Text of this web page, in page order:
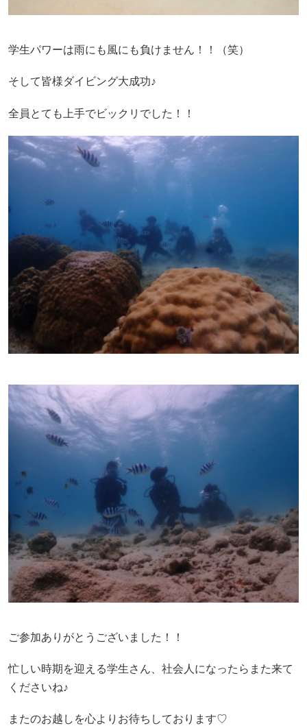
学生パワーは雨にも風にも負けません！！（笑）
そして皆様ダイビング大成功♪
全員とても上手でビックリでした！！
ご参加ありがとうございました！！
忙しい時期を迎える学生さん、社会人になったらまた来て
くださいね♪
またのお越しを心よりお待ちしております♡